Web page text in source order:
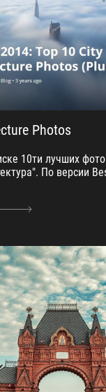
Photos
10ти лучших
По версии